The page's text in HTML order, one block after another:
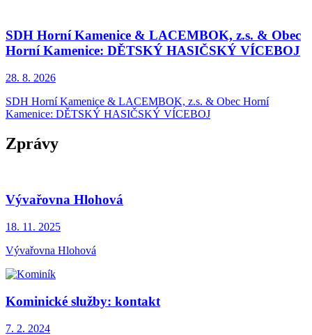
SDH Horní Kamenice & LACEMBOK, z.s. & Obec
Horní Kamenice: DĚTSKÝ HASIČSKÝ VÍCEBOJ
28. 8. 2026
SDH Horní Kamenice & LACEMBOK, z.s. & Obec Horní
Kamenice: DĚTSKÝ HASIČSKÝ VÍCEBOJ
Zprávy
Vývařovna Hlohová
18. 11. 2025
Vývařovna Hlohová
Kominické služby: kontakt
7. 2. 2024